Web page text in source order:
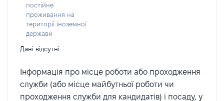
постійне
проживання на
території іноземної
держави
Дані відсутні
Інформація про місце роботи або проходження
служби (або місце майбутньої роботи чи
проходження служби для кандидатів) і посаду, у